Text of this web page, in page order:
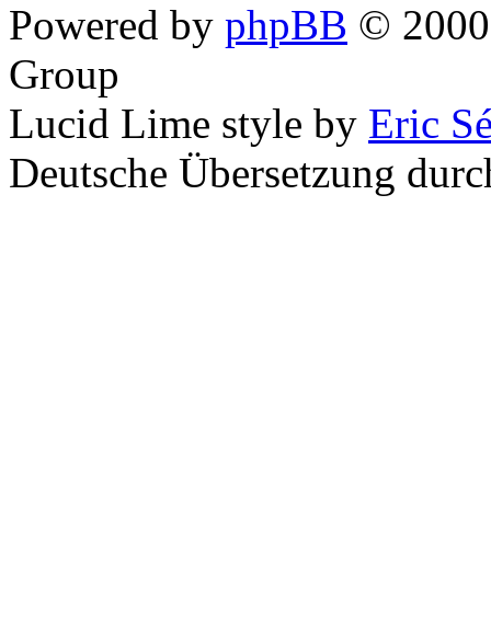
Powered by phpBB ©
Group
Lucid Lime style by Eric
Deutsche Übersetzung